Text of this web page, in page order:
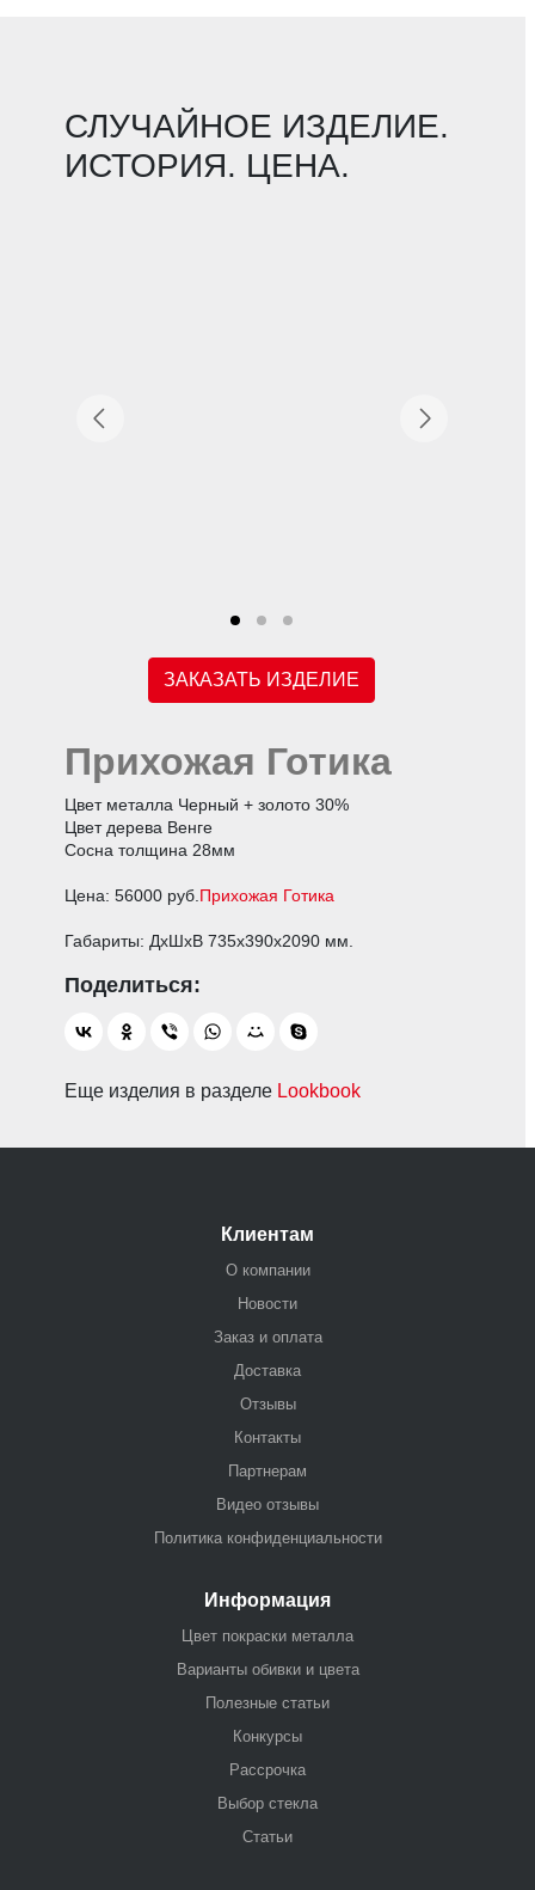
СЛУЧАЙНОЕ ИЗДЕЛИЕ.
ИСТОРИЯ. ЦЕНА.
ЗАКАЗАТЬ ИЗДЕЛИЕ
Прихожая Готика
Цвет металла Черный + золото 30%
Цвет дерева Венге
Сосна толщина 28мм
Цена: 56000 руб. Прихожая Готика
Габариты: ДхШхВ 735х390х2090 мм.
Еще изделия в разделе Lookbook
Клиентам
О компании
Новости
Заказ и оплата
Доставка
Отзывы
Контакты
Партнерам
Видео отзывы
Политика конфиденциальности
Информация
Цвет покраски металла
Варианты обивки и цвета
Полезные статьи
Конкурсы
Рассрочка
Выбор стекла
Статьи